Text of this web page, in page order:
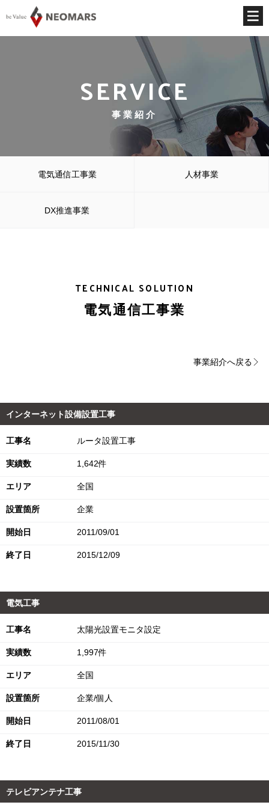
SERVICE
事業紹介
電気通信工事業 人材事業
DX推進事業
TECHNICAL SOLUTION
電気通信工事業
事業紹介へ戻る
インターネット設備設置工事
工事名 ルータ設置工事
実績数 1,642件
エリア 全国
設置箇所 企業
開始日 2011/09/01
終了日 2015/12/09
電気工事
工事名 太陽光設置モニタ設定
実績数 1,997件
エリア 全国
設置箇所 企業/個人
開始日 2011/08/01
終了日 2015/11/30
テレビアンテナ工事